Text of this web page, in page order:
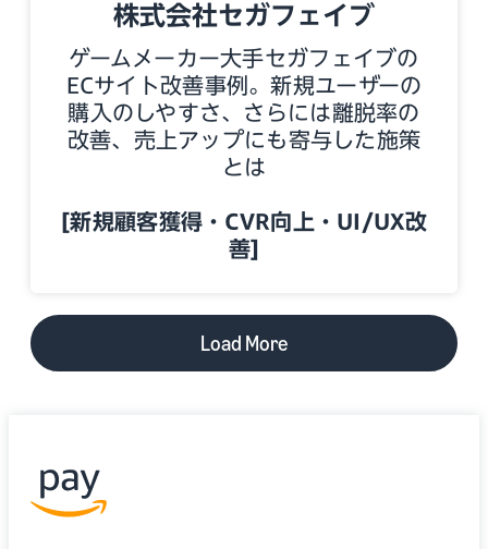
株式会社セガフェイブ
ゲームメーカー大手セガフェイブの
ECサイト改善事例。新規ユーザーの
購入のしやすさ、さらには離脱率の
改善、売上アップにも寄与した施策
とは
[新規顧客獲得・CVR向上・UI/UX改
善]
Load More